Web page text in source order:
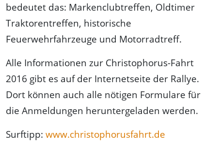
bedeutet das: Markenclubtreffen, Oldtimer
Traktorentreffen, historische
Feuerwehrfahrzeuge und Motorradtreff.
Alle Informationen zur Christophorus-Fahrt
2016 gibt es auf der Internetseite der Rallye.
Dort können auch alle nötigen Formulare für
die Anmeldungen heruntergeladen werden.
Surftipp: www.christophorusfahrt.de